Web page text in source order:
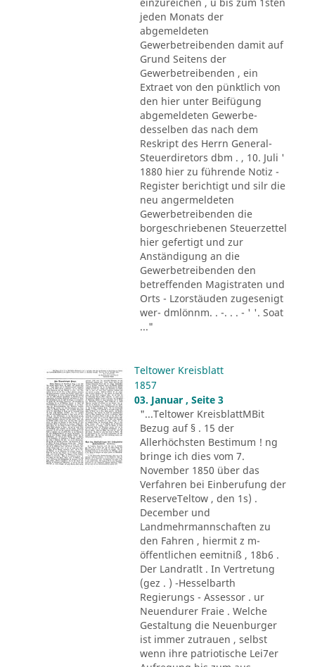
jeden Monats der
abgemeldeten
Gewerbetreibenden damit auf
Grund Seitens der
Gewerbetreibenden , ein
Extraet von den pünktlich von
den hier unter Beifügung
abgemeldeten Gewerbe-
desselben das nach dem
Reskript des Herrn General-
Steuerdiretors dbm . , 10. Juli '
1880 hier zu führende Notiz -
Register berichtigt und silr die
neu angermeldeten
Gewerbetreibenden die
borgeschriebenen Steuerzettel
hier gefertigt und zur
Anständigung an die
Gewerbetreibenden den
betreffenden Magistraten und
Orts - Lzorstäuden zugesenigt
wer- dmlönnm. . -. . . - ' '. Soat
..."
Teltower Kreisblatt
1857
03. Januar , Seite 3
"...Teltower KreisblattMBit
Bezug auf § . 15 der
Allerhöchsten Bestimum ! ng
bringe ich dies vom 7.
November 1850 über das
Verfahren bei Einberufung der
ReserveTeltow , den 1s) .
December und
Landmehrmannschaften zu
den Fahren , hiermit z m-
öffentlichen eemitniß , 18b6 .
Der Landratlt . In Vertretung
(gez . ) -Hesselbarth
Regierungs - Assessor . ur
Neuendurer Fraie . Welche
Gestaltung die Neuenburger
ist immer zutrauen , selbst
wenn ihre patriotische Lei7er